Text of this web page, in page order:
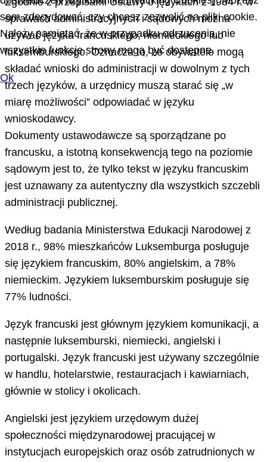
sprawach administracyjnych i sądowych można
używać języka francuskiego, niemieckiego lub
luksemburskiego. Oznacza to, że obywatele mogą
składać wnioski do administracji w dowolnym z tych
trzech języków, a urzędnicy muszą starać się „w
miarę możliwości” odpowiadać w języku
wnioskodawcy.
Dokumenty ustawodawcze są sporządzane po
francusku, a istotną konsekwencją tego na poziomie
sądowym jest to, że tylko tekst w języku francuskim
jest uznawany za autentyczny dla wszystkich szczebli
administracji publicznej.
Według badania Ministerstwa Edukacji Narodowej z
2018 r., 98% mieszkańców Luksemburga posługuje
się językiem francuskim, 80% angielskim, a 78%
niemieckim. Językiem luksemburskim posługuje się
77% ludności.
Język francuski jest głównym językiem komunikacji, a
następnie luksemburski, niemiecki, angielski i
portugalski. Język francuski jest używany szczególnie
w handlu, hotelarstwie, restauracjach i kawiarniach,
głównie w stolicy i okolicach.
Angielski jest językiem urzędowym dużej
społeczności międzynarodowej pracującej w
instytucjach europejskich oraz osób zatrudnionych w
sam zdecydować, czy chcesz zezwolić na pliki cookie.
Należy pamiętać, że w przypadku odrzucenia, nie
wszystkie funkcje strony mogą być dostępne.
Ok